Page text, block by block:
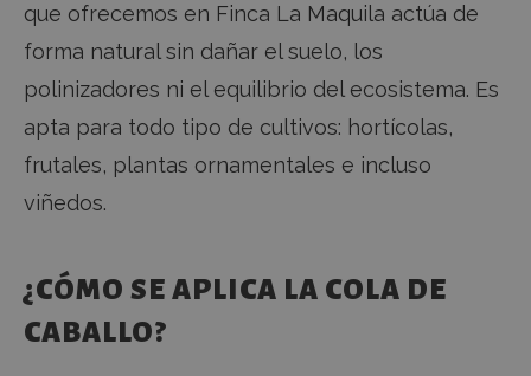
que ofrecemos en Finca La Maquila actúa de
forma natural sin dañar el suelo, los
polinizadores ni el equilibrio del ecosistema. Es
apta para todo tipo de cultivos: hortícolas,
frutales, plantas ornamentales e incluso
viñedos.
¿CÓMO SE APLICA LA COLA DE
CABALLO?